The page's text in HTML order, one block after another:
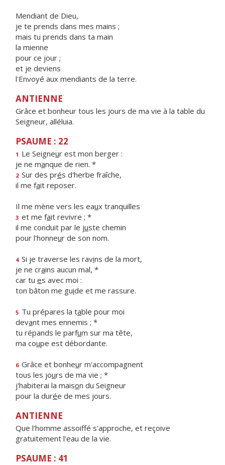
Mendiant de Dieu,
je te prends dans mes mains ;
mais tu prends dans ta main
la mienne
pour ce jour ;
et je deviens
l'Envoyé aux mendiants de la terre.
ANTIENNE
Grâce et bonheur tous les jours de ma vie à la table du
Seigneur, alléluia.
PSAUME : 22
1 Le Seigneur est mon berger :
je ne manque de rien. *
2 Sur des prés d'herbe fraîche,
il me fait reposer.
Il me mène vers les eaux tranquilles
3 et me fait revivre ; *
il me conduit par le juste chemin
pour l'honneur de son nom.
4 Si je traverse les ravins de la mort,
je ne crains aucun mal, *
car tu es avec moi :
ton bâton me guide et me rassure.
5 Tu prépares la table pour moi
devant mes ennemis ; *
tu répands le parfum sur ma tête,
ma coupe est débordante.
6 Grâce et bonheur m'accompagnent
tous les jours de ma vie ; *
j'habiterai la maison du Seigneur
pour la durée de mes jours.
ANTIENNE
Que l'homme assoiffé s'approche, et reçoive
gratuitement l'eau de la vie.
PSAUME : 41